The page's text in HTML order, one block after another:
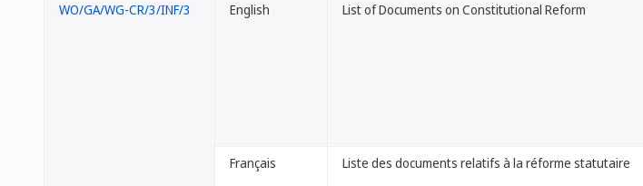
WO/GA/WG-CR/3/INF/3 English List of Documents on Constitutional Reform
Français Liste des documents relatifs à la réforme statutaire